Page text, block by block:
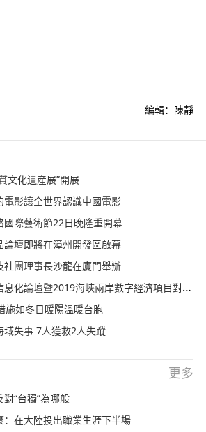
編輯：陳靜
文化遺産展”開展
電影讓全世界認識中國電影
國際藝術節22日晚隆重開幕
論壇即將在漳州開發區啟幕
社團理事長沙龍在廈門舉辦
壇暨2019海峽兩岸數字經濟項目對接洽談會在廈門舉辦
施如冬日暖陽溫暖台胞
域失事 7人獲救2人失蹤
更多
“台獨”為哪般
：在大陸投出職業生涯下半場